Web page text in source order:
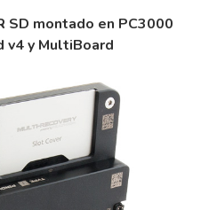
SD montado en PC3000
v4 y MultiBoard